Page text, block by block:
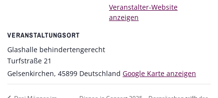
VERANSTALTUNGSORT
Glashalle behindertengerecht
Turfstraße 21
Gelsenkirchen, 45899 Deutschland Google Karte anzeigen
Veranstalter-Website
anzeigen